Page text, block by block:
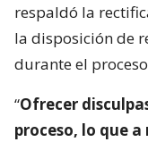
respaldó la
la disposición de
durante el
“Ofrecer
proceso, lo que